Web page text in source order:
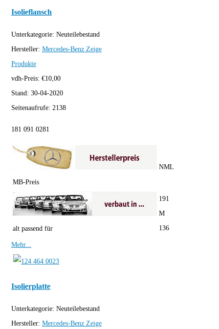
Isolieflansch
Unterkategorie: Neuteilebestand
Hersteller: Mercedes-Benz Zeige
Produkte
vdh-Preis: €10,00
Stand: 30-04-2020
Seitenaufrufe: 2138
181 091 0281
MB-Preis
NML
alt passend für
191
M
136
Mehr...
Isolierplatte
Unterkategorie: Neuteilebestand
Hersteller: Mercedes-Benz Zeige